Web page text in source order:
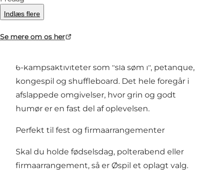
Indlæs flere
Se mere om os her
Øspil i Lohals er en stemningsfuld bar og
centrum. Her kan du udfordre dine venner eller
6-kampsaktiviteter som "slå søm i", petanque,
kongespil og shuffleboard. Det hele foregår i
afslappede omgivelser, hvor grin og godt
humør er en fast del af oplevelsen.
Perfekt til fest og firmaarrangementer
Skal du holde fødselsdag, polterabend eller
firmaarrangement, så er Øspil et oplagt valg.